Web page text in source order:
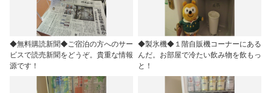
◆無料購読新聞◆ご宿泊の方へのサー
ビスで読売新聞をどうぞ。貴重な情報
源です！
◆製氷機◆１階自販機コーナーにある
んだ。お部屋で冷たい飲み物を飲もっ
と！